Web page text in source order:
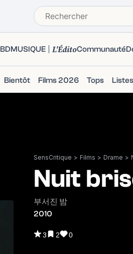
BDMUSIQUE L'ÉditoCommunauté
Bientôt Films 2026 Tops Listes
SensCritique > Films > Drame >
Nuit
부서진 밤
2010
3 2 0